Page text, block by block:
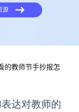
源
的教师节手抄报怎
达对教师的